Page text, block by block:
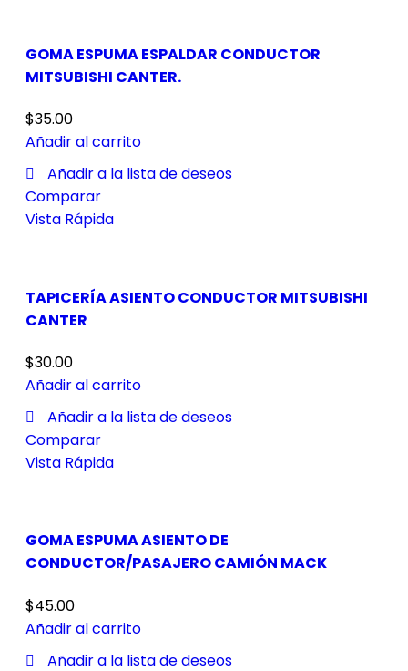
GOMA ESPUMA ESPALDAR CONDUCTOR
MITSUBISHI CANTER.
$35.00
Añadir al carrito
Añadir a la lista de deseos
Comparar
Vista Rápida
TAPICERÍA ASIENTO CONDUCTOR MITSUBISHI
CANTER
$30.00
Añadir al carrito
Añadir a la lista de deseos
Comparar
Vista Rápida
GOMA ESPUMA ASIENTO DE
CONDUCTOR/PASAJERO CAMIÓN MACK
$45.00
Añadir al carrito
Añadir a la lista de deseos